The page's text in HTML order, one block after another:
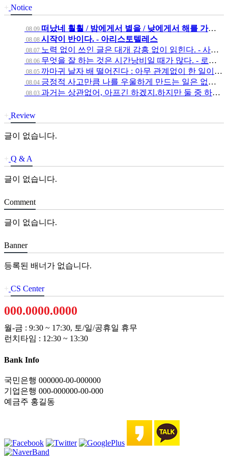
+ Notice
08.09 떠났네 훨훨 / 밤에게서 별을 / 낮에게서 해를 가져갔…
08.08 시작이 반이다. - 아리스토텔레스
08.07 노력 없이 쓰인 글은 대개 감흥 없이 읽힌다. - 사무…
08.06 무엇을 잘 하는 것은 시간낭비일 때가 많다. - 로버트…
08.05 까마귀 날자 배 떨어진다 : 아무 관계없이 한 일이 공…
08.04 긍정적 사고만큼 나를 우울하게 만드는 일은 없다. - …
08.03 과거는 상관없어, 아프긴 하겠지.하지만 둘 중 하나야 …
+ Review
글이 없습니다.
+ Q & A
글이 없습니다.
Comment
글이 없습니다.
Banner
등록된 배너가 없습니다.
+ CS Center
000.0000.0000
월-금 : 9:30 ~ 17:30, 토/일/공휴일 휴무
런치타임 : 12:30 ~ 13:30
Bank Info
국민은행 000000-00-000000
기업은행 000-000000-00-000
예금주 홍길동